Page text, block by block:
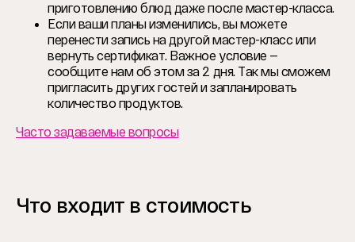
приготовлению блюд даже после мастер-класса.
Если ваши планы изменились, вы можете
перенести запись на другой мастер-класс или
вернуть сертификат. Важное условие —
сообщите нам об этом за 2 дня. Так мы сможем
пригласить других гостей и запланировать
количество продуктов.
Часто задаваемые вопросы
Что входит в стоимость